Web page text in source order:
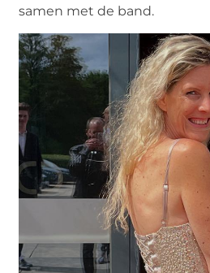
samen met de band.